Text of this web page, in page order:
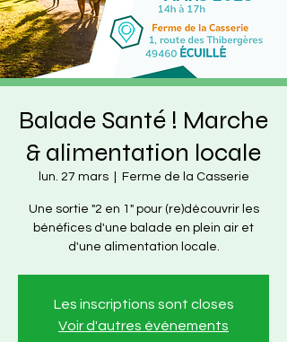
Balade Santé ! Marche
& alimentation locale
lun. 27 mars
  |
Ferme de la Casserie
Une sortie "2 en 1" pour (re)découvrir les
bénéfices d'une balade en plein air et
d'une alimentation locale.
Les inscriptions sont closes
Voir d'autres événements